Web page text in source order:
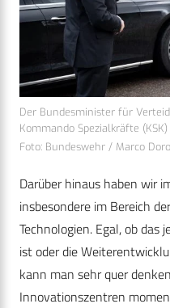
Der Bundesminister für
Kommando Spezialkräfte (KSK)
Foto: Bundeswehr / Marco
Darüber hinaus haben wir
insbesondere im Bereich
Technologien. Egal, ob
ist oder die
kann man sehr quer
Innovationszentren